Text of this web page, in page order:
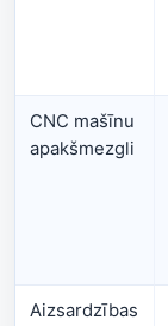
CNC mašīnu
apakšmezgli
Aizsardzības